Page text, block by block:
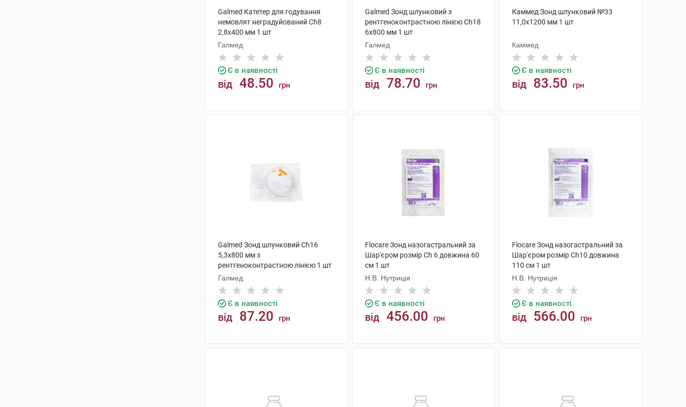
Galmed Катетер для годування
немовлят неградуйований Ch8
2,8x400 мм 1 шт
Галмед
Є в наявності
від 48.50 грн
Galmed Зонд шлунковий з
рентгеноконтрастною лінією Ch18
6х800 мм 1 шт
Галмед
Є в наявності
від 78.70 грн
Каммед Зонд шлунковий №33
11,0х1200 мм 1 шт
Каммед
Є в наявності
від 83.50 грн
Galmed Зонд шлунковий Ch16
5,3x800 мм з
рентгеноконтрастною лінією 1 шт
Галмед
Є в наявності
від 87.20 грн
Flocare Зонд назогастральний за
Шар'єром розмір Ch 6 довжина 60
см 1 шт
Н.В. Нутриція
Є в наявності
від 456.00 грн
Flocare Зонд назогастральний за
Шар'єром розмір Ch10 довжина
110 см 1 шт
Н.В. Нутриція
Є в наявності
від 566.00 грн